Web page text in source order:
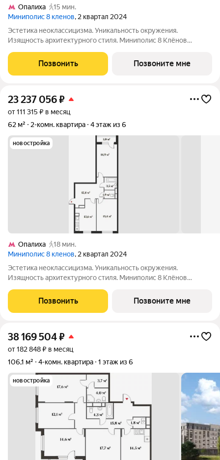
Опалиха
15 мин.
Миниполис 8 кленов, 2 квартал 2024
Эстетика неоклассицизма. Уникальность окружения.
Изящность архитектурного стиля. Миниполис 8 Клёнов
Несмотря на удаленность от многолюдных улиц и шумных
магистралей добраться до центра столицы не
Позвонить Позвоните мне
23 237 056₽
от 111 315 ₽ в месяц
62 м²
2-комн. квартира 4 этаж из 6
новостройка
Опалиха
18 мин.
Миниполис 8 кленов, 2 квартал 2024
Эстетика неоклассицизма. Уникальность окружения.
Изящность архитектурного стиля. Миниполис 8 Клёнов
Несмотря на удаленность от многолюдных улиц и шумных
магистралей добраться до центра столицы не
Позвонить Позвоните мне
38 169 504₽
от 182 848 ₽ в месяц
106,1 м²
4-комн. квартира 1 этаж из 6
новостройка